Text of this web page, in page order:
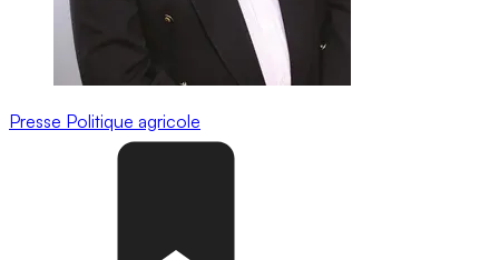
Presse Politique agricole